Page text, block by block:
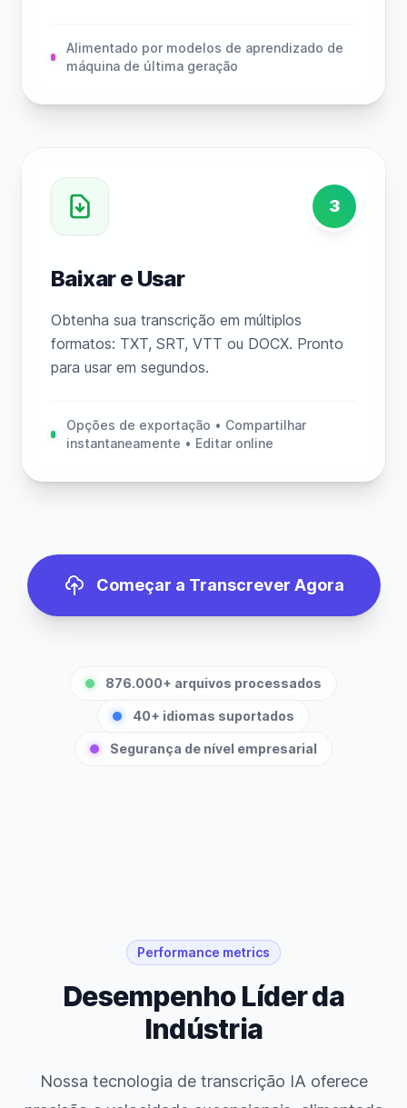
Alimentado por modelos de aprendizado de
máquina de última geração
3
Baixar e Usar
Obtenha sua transcrição em múltiplos
formatos: TXT, SRT, VTT ou DOCX. Pronto
para usar em segundos.
Opções de exportação • Compartilhar
instantaneamente • Editar online
Começar a Transcrever Agora
876.000+ arquivos processados
40+ idiomas suportados
Segurança de nível empresarial
Performance metrics
Desempenho Líder da
Indústria
Nossa tecnologia de transcrição IA oferece